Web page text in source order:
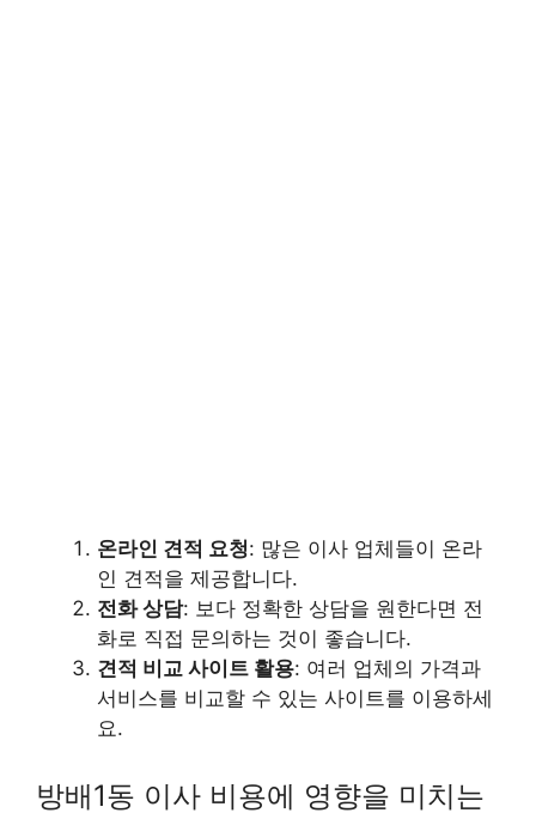
온라인 견적 요청: 많은 이사 업체들이 온라
인 견적을 제공합니다.
전화 상담: 보다 정확한 상담을 원한다면 전
화로 직접 문의하는 것이 좋습니다.
견적 비교 사이트 활용: 여러 업체의 가격과
서비스를 비교할 수 있는 사이트를 이용하세
요.
방배1동 이사 비용에 영향을 미치는